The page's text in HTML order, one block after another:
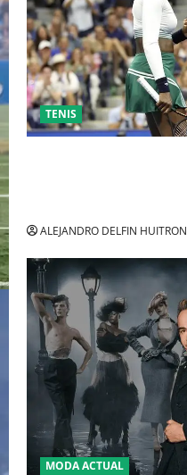
TENIS
ALEJANDRO DELFIN HUITRON
MODA ACTUAL